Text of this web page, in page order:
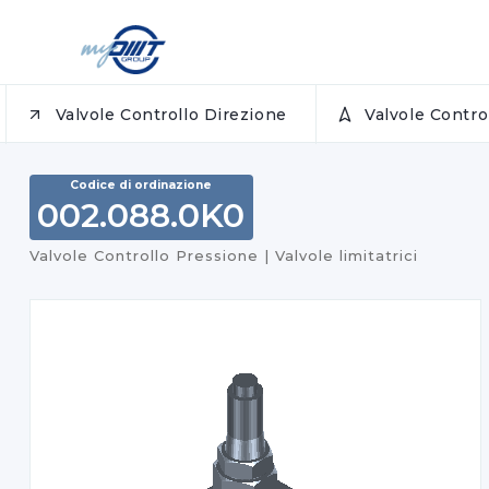
Valvole Controllo Direzione Valvole
Codice di ordinazione
002.088.0K0
Valvole Controllo Pressione | Valvole limitatrici